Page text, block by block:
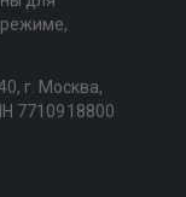
г. Москва,
7710918800